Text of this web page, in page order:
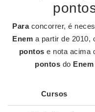
Paraconcorrer, é
Enem a partir de 2010,
pontos e nota acima
pontos do
Cursos